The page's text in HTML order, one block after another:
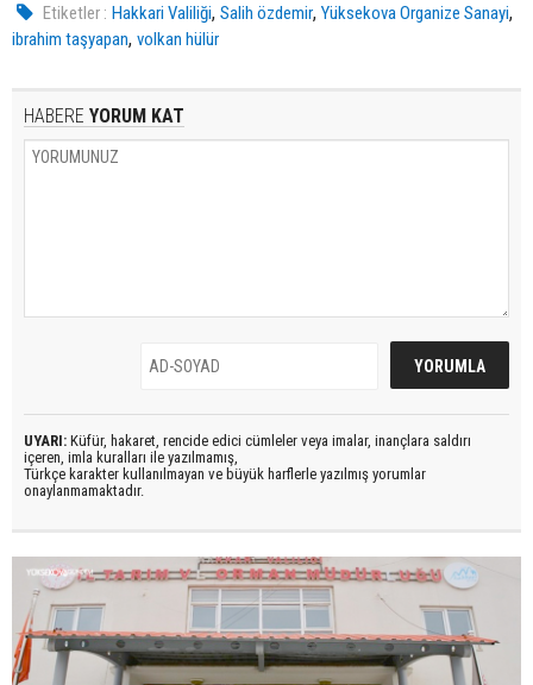
Etiketler : Hakkari Valiliği,Salih özdemir,Yüksekova Organize Sanayi,
ibrahim taşyapan, volkan hülür
HABERE YORUM KAT
UYARI: Küfür, hakaret, rencide edici cümleler veya imalar, inançlara saldırı
içeren, imla kuralları ile yazılmamış,
Türkçe karakter kullanılmayan ve büyük harflerle yazılmış yorumlar
onaylanmamaktadır.